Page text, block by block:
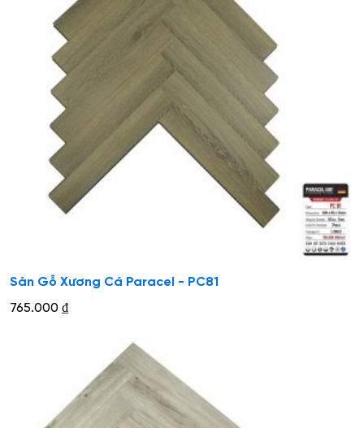
Sàn Gỗ Xương Cá Paracel - PC81
765.000 ₫